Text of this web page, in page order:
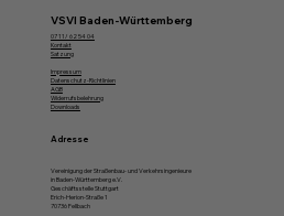
VSVI Baden-Württemberg
07 11/ 62 54 04
Kontakt
Satzung
Impressum
Datenschutz-Richtlinien
AGB
Widerrufsbelehrung
Downloads
Adresse
Vereinigung der Straßenbau- und Verkehrsingenieure
in Baden-Württemberg e.V.
Geschäftsstelle Stuttgart
Erich-Herion-Straße 1
70736 Fellbach